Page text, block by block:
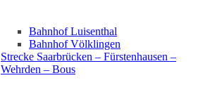
Bahnhof Luisenthal
Bahnhof Völklingen
Strecke Saarbrücken – Fürstenhausen –
Wehrden – Bous